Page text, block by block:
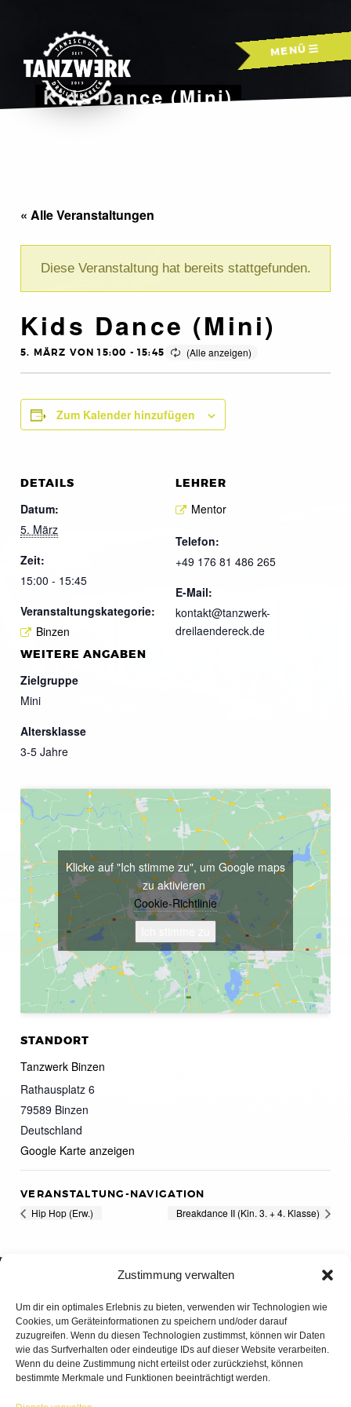
Zustimmung verwalten
Um dir ein optimales Erlebnis zu bieten, verwenden wir Technologien wie
Cookies, um Geräteinformationen zu speichern und/oder darauf
zuzugreifen. Wenn du diesen Technologien zustimmst, können wir Daten
wie das Surfverhalten oder eindeutige IDs auf dieser Website verarbeiten.
Wenn du deine Zustimmung nicht erteilst oder zurückziehst, können
bestimmte Merkmale und Funktionen beeinträchtigt werden.
MENÜ
Kids Dance (Mini)
« Alle Veranstaltungen
Diese Veranstaltung hat bereits stattgefunden.
Kids Dance (Mini)
5. MÄRZ VON 15:00 -15:45
Zum Kalender hinzufügen
DETAILS
Datum:
5. März
Zeit:
15:00 - 15:45
Veranstaltungskategorie:
Binzen
LEHRER
Mentor
Telefon:
+49 176 81 486 265
E-Mail:
kontakt@tanzwerk-
dreilaendereck.de
WEITERE ANGABEN
Zielgruppe
Mini
Altersklasse
3-5 Jahre
STANDORT
Tanzwerk Binzen
Rathausplatz 6
79589 Binzen
Deutschland
Google Karte anzeigen
Klicke auf "Ich stimme zu", um Google maps
zu aktivieren
Cookie-Richtlinie
VERANSTALTUNG-NAVIGATION
Hip Hop (Erw.) Breakdance II (Kin. 3. + 4. Klasse)